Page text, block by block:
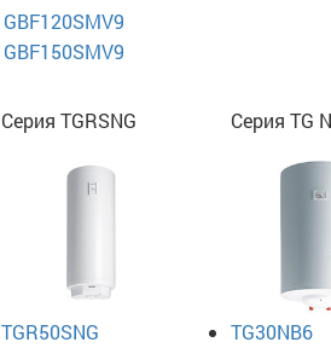
GBF120SMV9
GBF150SMV9
Серия TGRSNG
TGR50SNG
Серия TG
TG30NB6